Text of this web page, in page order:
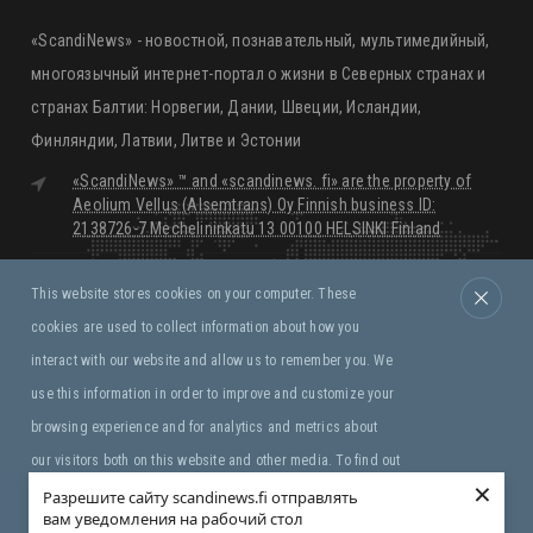
Разрешите сайту scandinews.fi отправлять
вам уведомления на рабочий стол
×
«ScandiNews» - новостной, познавательный, мультимедийный,
многоязычный интернет-портал о жизни в Северных странах и
странах Балтии: Норвегии, Дании, Швеции, Исландии,
Финляндии, Латвии, Литве и Эстонии
«ScandiNews» ™ and «scandinews. fi» are the property of
Aeolium Vellus (Alsemtrans) Oy Finnish business ID:
2138726-7 Mechelininkatu 13 00100 HELSINKI Finland
Monday - Friday:09:00 - 18:00
Saturday, Sunday:
Closed
Правила и условия
Copyright © «ScandiNews» ™ Aeolium Vellus (Alsemtrans)
This website stores cookies on your computer. These
cookies are used to collect information about how you
interact with our website and allow us to remember you. We
use this information in order to improve and customize your
browsing experience and for analytics and metrics about
our visitors both on this website and other media. To find out
more about the cookies we use, see our Privacy Policy. If you
decline, your information won’t be tracked when you visit this